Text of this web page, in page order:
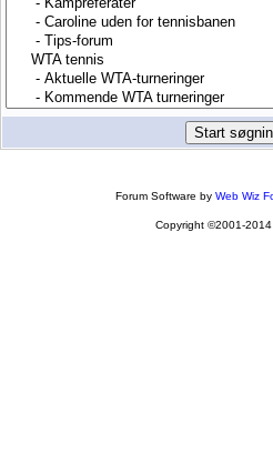
Forum Software by Web Wiz
Copyright ©2001-2014